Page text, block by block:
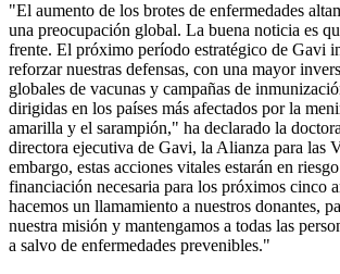
"El aumento de los brotes de enfermedades
una preocupación global. La buena noticia es
frente. El próximo período estratégico de Gavi
reforzar nuestras defensas, con una mayor
globales de vacunas y campañas de
dirigidas en los países más afectados por la
amarilla y el sarampión," ha declarado la
directora ejecutiva de Gavi, la Alianza para las
embargo, estas acciones vitales estarán en
financiación necesaria para los próximos cinco
hacemos un llamamiento a nuestros donantes,
nuestra misión y mantengamos a todas las
a salvo de enfermedades prevenibles."